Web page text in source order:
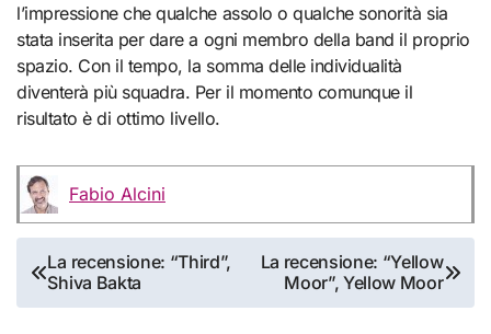
l’impressione che qualche assolo o qualche sonorità sia
stata inserita per dare a ogni membro della band il proprio
spazio. Con il tempo, la somma delle individualità
diventerà più squadra. Per il momento comunque il
risultato è di ottimo livello.
Fabio Alcini
Navigazione
articoli
La recensione: “Third”,
Shiva Bakta
La recensione: “Yellow
Moor”, Yellow Moor